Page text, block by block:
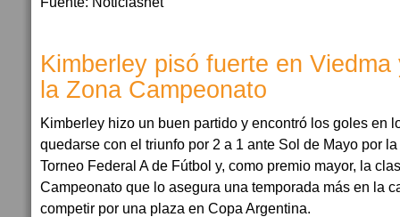
Kimberley pisó fuerte en
la Zona Campeonato
Kimberley hizo un buen partido y encontró los goles en
quedarse con el triunfo por 2 a 1 ante Sol de Mayo por
Torneo Federal A de Fútbol y, como premio mayor, la
Campeonato que lo asegura una temporada más en la
competir por una plaza en Copa Argentina.